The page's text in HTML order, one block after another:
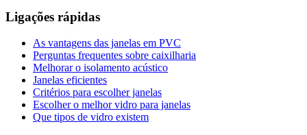
Ligações rápidas
As vantagens das janelas em PVC
Perguntas frequentes sobre caixilharia
Melhorar o isolamento acústico
Janelas eficientes
Critérios para escolher janelas
Escolher o melhor vidro para janelas
Que tipos de vidro existem